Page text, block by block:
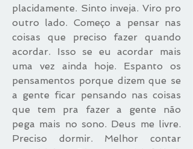
placidamente. Sinto inveja. Viro pro
outro lado. Começo a pensar nas
coisas que preciso fazer quando
acordar. Isso se eu acordar mais
uma vez ainda hoje. Espanto os
pensamentos porque dizem que se
a gente ficar pensando nas coisas
que tem pra fazer a gente não
pega mais no sono. Deus me livre.
Preciso dormir. Melhor contar